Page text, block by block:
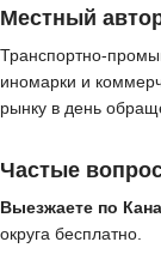
Местный
Транспортно-
иномарки и
рынку в день
Частые
Выезжаете по
округа бесплатно.